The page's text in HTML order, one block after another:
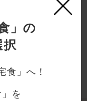
」の
択
食」へ！
を
いただきます。
す。）その他、
ご利用いただけ
はこちら